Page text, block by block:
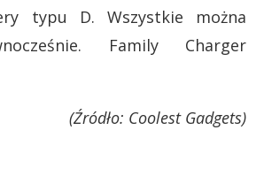
typu D. Wszystkie można
Family Charger
(Źródło: Coolest Gadgets)